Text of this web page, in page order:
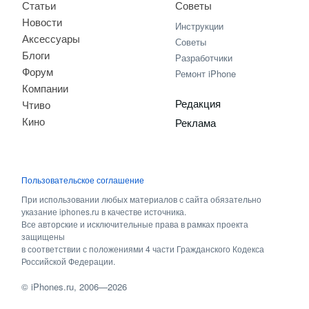
Статьи
Новости
Аксессуары
Блоги
Форум
Компании
Чтиво
Кино
Советы
Инструкции
Советы
Разработчики
Ремонт iPhone
Редакция
Реклама
Пользовательское соглашение
При использовании любых материалов с сайта обязательно
указание iphones.ru в качестве источника.
Все авторские и исключительные права в рамках проекта
защищены
в соответствии с положениями 4 части Гражданского Кодекса
Российской Федерации.
©iPhones.ru, 2006—2026